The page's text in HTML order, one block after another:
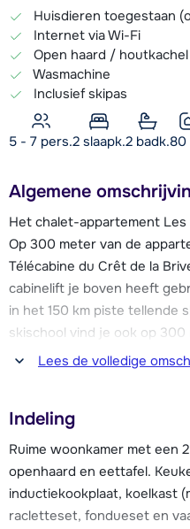
Huisdieren toegestaan
Internet via Wi-Fi
Open haard / houtkachel
Wasmachine
Inclusief skipas
5 - 7 pers.2 slaapk.2 badk.80
Algemene
Het chalet-appartement Les
Op 300 meter van de
Télécabine du Crêt de la
cabinelift je boven heeft
in het 150 km piste tellende
skischool vind je ook op 300
appartement, bij de
Valloire heeft een ruim
restaurants en beschikt
schaatsbaan en
afstand van het
supermarkt en een
Lees de volledige
Indeling
Ruime woonkamer met een
openhaard en eettafel.
inductiekookplaat, koelkast
racletteset, fondueset en